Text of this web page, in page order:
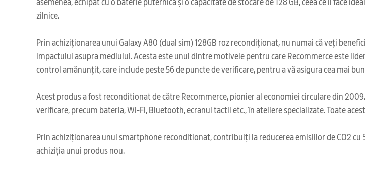
zilnice.
Prin achiziționarea unui Galaxy A80 (dual sim) 128GB roz recondiționat, nu numai că veți
impactului asupra mediului. Acesta este unul dintre motivele pentru care Recommerce este
control amănunțit, care include peste 56 de puncte de verificare, pentru a vă asigura cea mai
Acest produs a fost reconditionat de către Recommerce, pionier al economiei circulare din
verificare, precum bateria, Wi-Fi, Bluetooth, ecranul tactil etc., în ateliere specializate. Toate
Prin achiziționarea unui smartphone reconditionat, contribuiți la reducerea emisiilor de CO2
achiziția unui produs nou.